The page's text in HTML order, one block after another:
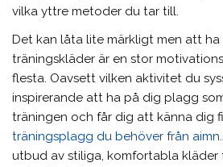
vilka yttre metoder du tar till.
Det kan låta lite märkligt men att ha
träningskläder är en stor
flesta. Oavsett vilken aktivitet du
inspirerande att ha på dig plagg
träningen och får dig att känna dig
träningsplagg du behöver från
utbud av stiliga, komfortabla kläder